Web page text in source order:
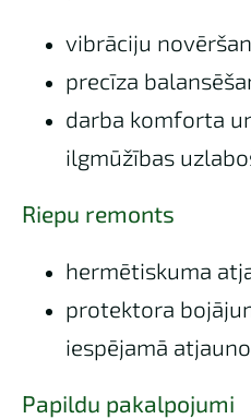
vibrāciju
precīza
darba komforta
ilgmūžības
Riepu remonts
hermētiskuma
protektora
iespējamā
Papildu pakalpojumi